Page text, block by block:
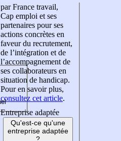
par France travail,
Cap emploi et ses
partenaires pour ses
actions concrètes en
faveur du recrutement,
de l’intégration et de
l’accompagnement de
ses collaborateurs en
situation de handicap.
Pour en savoir plus,
consultez cet article.
Entreprise adaptée
Qu'est-ce qu'une
entreprise adaptée
?